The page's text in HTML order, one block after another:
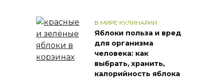
В МИРЕ КУЛИНАРИИ
Яблоки польза и вред
для организма
человека: как
выбрать, хранить,
калорийность яблока